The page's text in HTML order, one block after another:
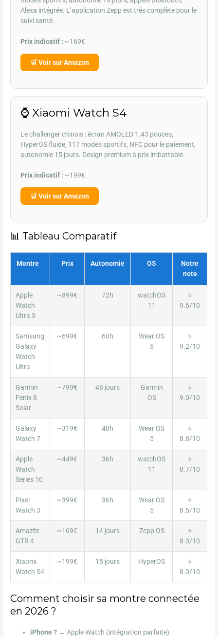
Alexa intégrée. L’application Zepp est très complète pour le
suivi santé.
Prix indicatif : ~169€
🛒 Voir sur Amazon
⌚ Xiaomi Watch S4
Le challenger chinois : écran AMOLED 1.43 pouces,
HyperOS fluide, 117 modes sportifs, NFC pour le paiement,
autonomie 15 jours. Design premium à prix imbattable.
Prix indicatif : ~199€
🛒 Voir sur Amazon
📊 Tableau Comparatif
Montre Prix Autonomie OS
Notre
note
Apple
Watch
Ultra 3
~899€ 72h
watchOS
11
⭐
9.5/10
Samsung
Galaxy
Watch
Ultra
~699€ 60h
Wear OS
5
⭐
9.2/10
Garmin
Fenix 8
Solar
~799€ 48 jours
Garmin
OS
⭐
9.0/10
Galaxy
Watch 7
~319€ 40h
Wear OS
5
⭐
8.8/10
Apple
Watch
Series 10
~449€ 36h
watchOS
11
⭐
8.7/10
Pixel
Watch 3
~399€ 36h
Wear OS
5
⭐
8.5/10
Amazfit
GTR 4
~169€ 14 jours Zepp OS
⭐
8.3/10
Xiaomi
Watch S4
~199€ 15 jours HyperOS
⭐
8.0/10
Comment choisir sa montre connectée
en 2026 ?
iPhone ? → Apple Watch (intégration parfaite)